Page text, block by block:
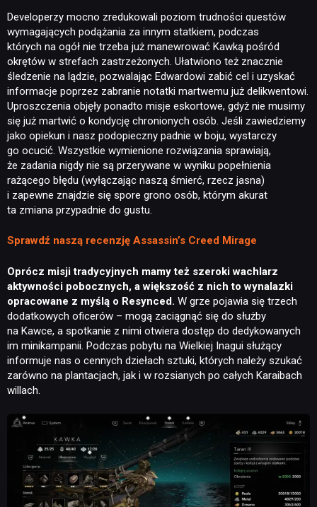
Developerzy mocno zredukowali poziom trudności questów
wymagających podążania za innym statkiem, podczas
których na ogół nie trzeba już manewrować Kawką pośród
okrętów w strefach zastrzeżonych. Ułatwiono też znacznie
śledzenie na lądzie, pozwalając Edwardowi zabić cel i uzyskać
informacje poprzez zabranie notatki martwemu już delikwentowi.
Uproszczenia objęły ponadto misje eskortowe, gdyż nie musimy
się już martwić o kondycję chronionych osób. Jeśli zawiedziemy
jako opiekun i nasz podopieczny padnie w boju, wystarczy
go ocucić. Wszystkie wymienione rozwiązania sprawiają,
że zadania nigdy nie są przerywane w wyniku popełnienia
rażącego błędu (wyłączając naszą śmierć, rzecz jasna)
i zapewne znajdzie się spore grono osób, którym akurat
ta zmiana przypadnie do gustu.
Sprawdź naszą recenzję Assassin’s Creed Mirage
Oprócz misji tradycyjnych mamy też szeroki wachlarz
aktywności pobocznych, a większość z nich to wynalazki
opracowane z myślą o Resynced. W grze pojawia się trzech
dodatkowych oficerów – mogą zaciągnąć się do służby
na Kawce, a spotkanie z nimi otwiera dostęp do dedykowanych
im minikampanii. Podczas pobytu na Wielkiej Inagui służący
informuje nas o cennych dziełach sztuki, których należy szukać
zarówno na plantacjach, jak i w rozsianych po całych Karaibach
willach.